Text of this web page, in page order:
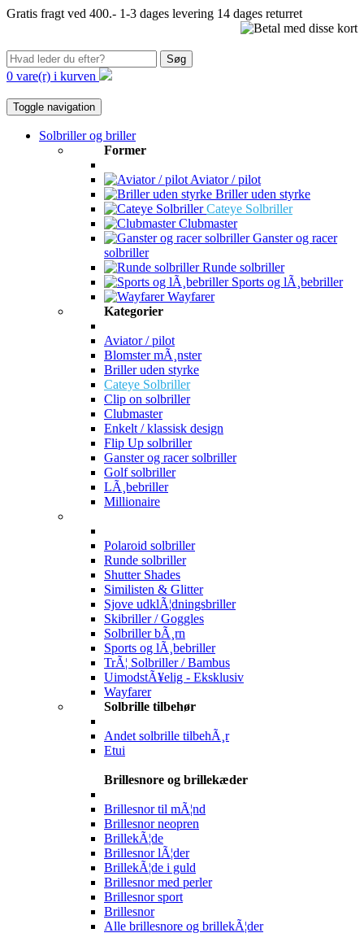
Gratis fragt ved 400.- 1-3 dages levering 14 dages returret
Søg
0 vare(r) i kurven
Toggle navigation
Solbriller og briller
Former
Aviator / pilot
Briller uden styrke
Cateye Solbriller
Clubmaster
Ganster og racer
solbriller
Runde solbriller
Sports og lÃ¸bebriller
Wayfarer
Kategorier
Aviator / pilot
Blomster mÃ¸nster
Briller uden styrke
Cateye Solbriller
Clip on solbriller
Clubmaster
Enkelt / klassisk design
Flip Up solbriller
Ganster og racer solbriller
Golf solbriller
LÃ¸bebriller
Millionaire
Polaroid solbriller
Runde solbriller
Shutter Shades
Similisten & Glitter
Sjove udklÃ¦dningsbriller
Skibriller / Goggles
Solbriller bÃ¸rn
Sports og lÃ¸bebriller
TrÃ¦ Solbriller / Bambus
UimodstÃ¥elig - Eksklusiv
Wayfarer
Solbrille tilbehør
Andet solbrille tilbehÃ¸r
Etui
Brillesnore og brillekæder
Brillesnor til mÃ¦nd
Brillesnor neopren
BrillekÃ¦de
Brillesnor lÃ¦der
BrillekÃ¦de i guld
Brillesnor med perler
Brillesnor sport
Brillesnor
Alle brillesnore og brillekÃ¦der